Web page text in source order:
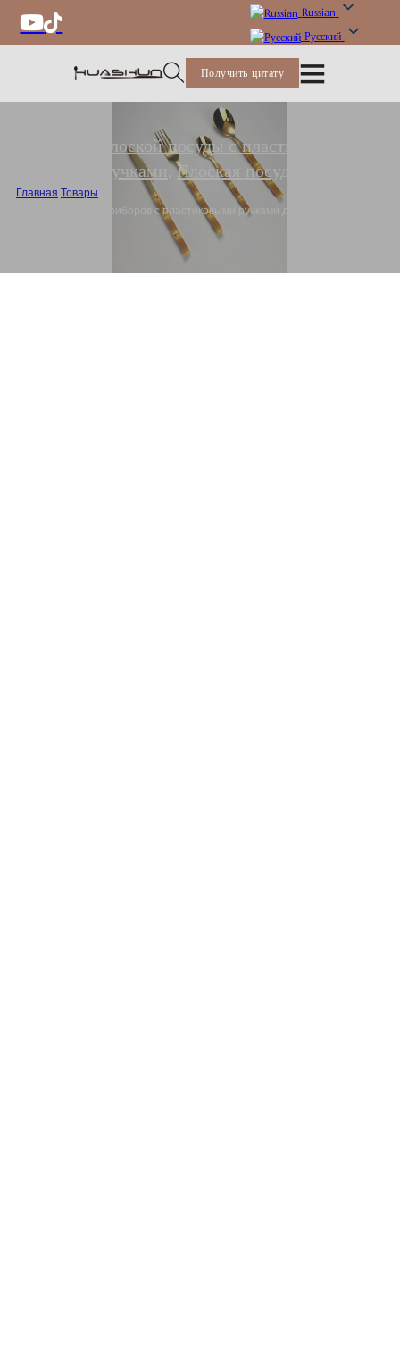
Russian
Русский
Получить цитату
Набор плоской посуды с пластиковыми
ручками ,Плоская посуда
Главная Товары
Набор столовых приборов с пластиковыми ручками для дома и